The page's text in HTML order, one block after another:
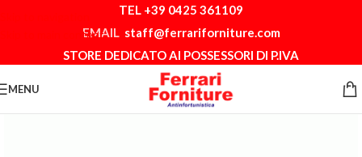
Skip to main content
TEL +39 0425 361109
EMAIL staff@ferrariforniture.com
STORE DEDICATO AI POSSESSORI DI P.IVA
MENU